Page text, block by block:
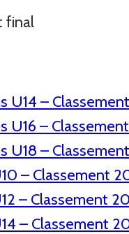
final
U14 –
U16 –
U18 –
– Classement
– Classement
– Classement